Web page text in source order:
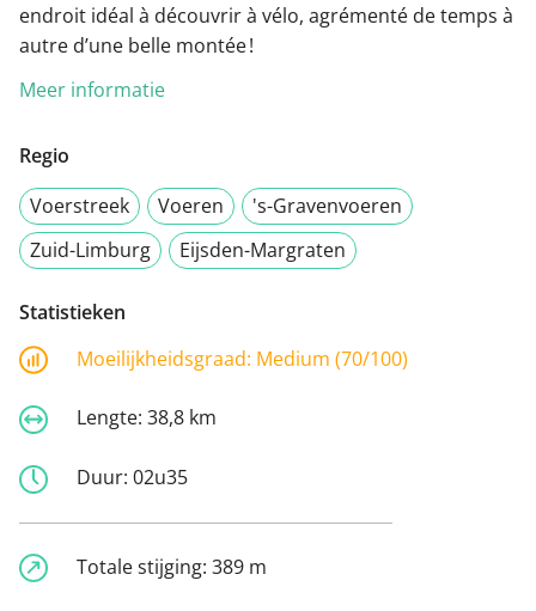
endroit idéal à découvrir à vélo, agrémenté de temps à
autre d’une belle montée !
Meer informatie
Regio
Voerstreek
Voeren
's-Gravenvoeren
Zuid-Limburg
Eijsden-Margraten
Statistieken
Moeilijkheidsgraad: Medium (70/100)
Lengte: 38,8 km
Duur: 02u35
Totale stijging: 389 m